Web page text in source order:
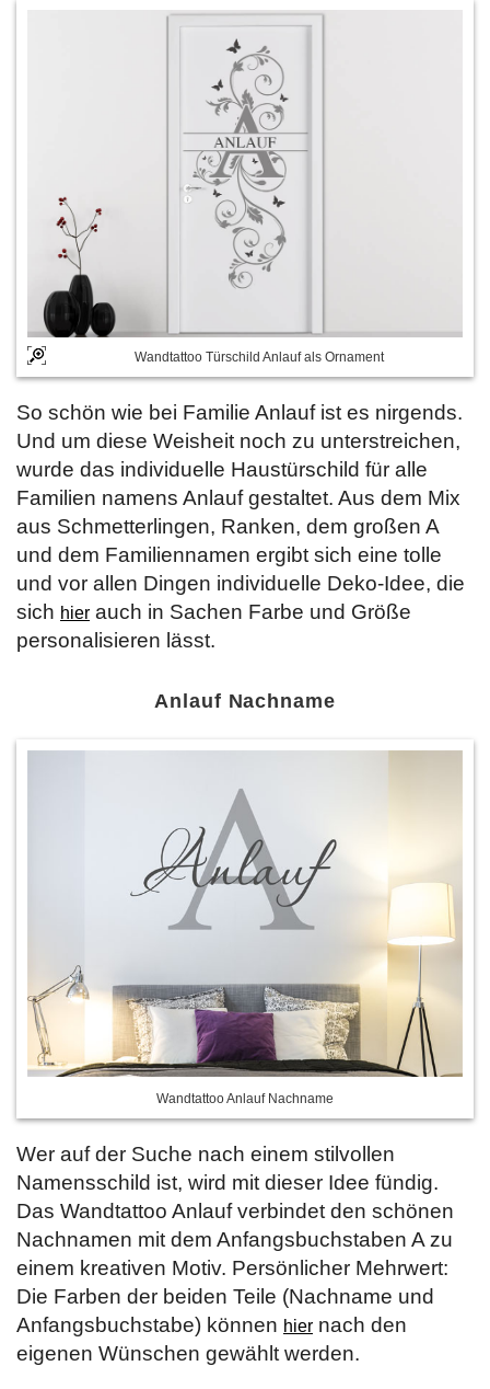
Wandtattoo Türschild Anlauf als Ornament
So schön wie bei Familie Anlauf ist es nirgends.
Und um diese Weisheit noch zu unterstreichen,
wurde das individuelle Haustürschild für alle
Familien namens Anlauf gestaltet. Aus dem Mix
aus Schmetterlingen, Ranken, dem großen A
und dem Familiennamen ergibt sich eine tolle
und vor allen Dingen individuelle Deko-Idee, die
sich hier auch in Sachen Farbe und Größe
personalisieren lässt.
Anlauf Nachname
Wandtattoo Anlauf Nachname
Wer auf der Suche nach einem stilvollen
Namensschild ist, wird mit dieser Idee fündig.
Das Wandtattoo Anlauf verbindet den schönen
Nachnamen mit dem Anfangsbuchstaben A zu
einem kreativen Motiv. Persönlicher Mehrwert:
Die Farben der beiden Teile (Nachname und
Anfangsbuchstabe) können hier nach den
eigenen Wünschen gewählt werden.